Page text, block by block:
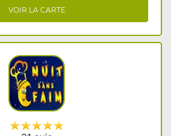
VOIR LA CARTE